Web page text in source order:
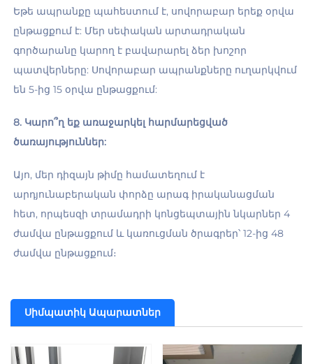
Եթե ապրանքը պահեստում է, սովորաբար երեք օրվա
ընթացքում է: Մեր սեփական արտադրական
գործարանը կարող է բավարարել ձեր խոշոր
պատվերները: Սովորաբար ապրանքները ուղարկվում
են 5-ից 15 օրվա ընթացքում:
8. Կարո՞ղ եք առաջարկել հարմարեցված
ծառայություններ:
Այո, մեր դիզայն թիմը համատեղում է
արդյունաբերական փորձը արագ իրականացման
հետ, որպեսզի տրամադրի կոնցեպտային նկարներ 4
ժամվա ընթացքում և կառուցման ծրագրեր՝ 12-ից 48
ժամվա ընթացքում։
Սիմպատիկ Ապարատներ